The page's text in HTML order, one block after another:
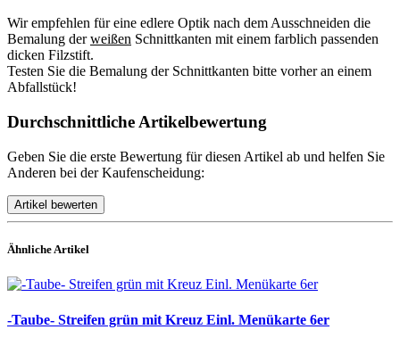
Wir empfehlen für eine edlere Optik nach dem Ausschneiden die
Bemalung derweißen Schnittkanten mit einem farblich passenden
dicken Filzstift.
Testen Sie die Bemalung der Schnittkanten bitte vorher an einem
Abfallstück!
Durchschnittliche Artikelbewertung
Geben Sie die erste Bewertung für diesen Artikel ab und helfen Sie
Anderen bei der Kaufenscheidung:
Ähnliche Artikel
-Taube- Streifen grün mit Kreuz Einl. Menükarte 6er